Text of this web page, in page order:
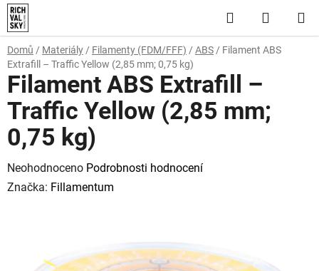
Přejít
na
obsah
Hledat
KOŠÍK
Domů / Materiály / Filamenty (FDM/FFF) / ABS / Filament ABS
Extrafill – Traffic Yellow (2,85 mm; 0,75 kg)
Filament ABS Extrafill –
Traffic Yellow (2,85 mm;
0,75 kg)
Průměrné
hodnocení
Neohodnoceno Podrobnosti hodnocení
Značka: Fillamentum